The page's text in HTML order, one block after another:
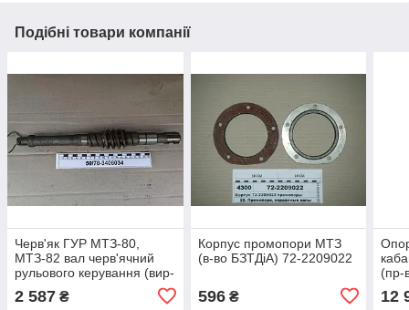
Подібні товари компанії
Черв'як ГУР МТЗ-80,
МТЗ-82 вал черв'ячний
рульового керування (вир-
оригінал) 50/70-3406034
2 587 ₴
Корпус промопори МТЗ
(в-во БЗТДіА) 72-2209022
596₴
(пр-
12